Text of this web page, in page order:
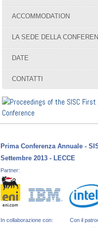
ACCOMMODATION
LA SEDE DELLA
DATE
CONTATTI
Prima Conferenza Annuale -
Settembre 2013 - LECCE
Partner:
In collaborazione con: Con il